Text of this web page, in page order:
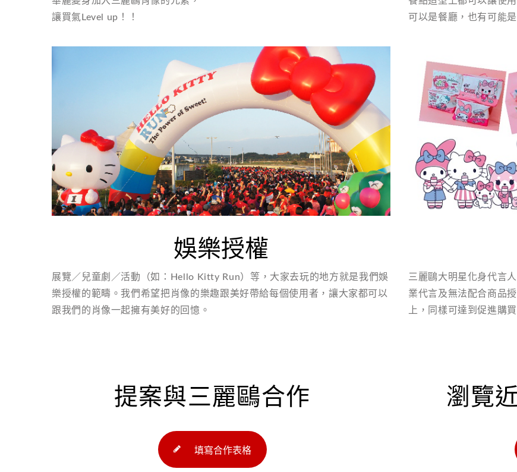
讓買氣Level up！！
娛樂授權
展覽／兒童劇／活動（如：Hello Kitty Run）等，大家去玩的地方就是我們娛
樂授權的範疇。我們希望把肖像的樂趣跟美好帶給每個使用者，讓大家都可以
跟我們的肖像一起擁有美好的回憶。
可以是餐廳，也有可能
三麗鷗大明星化身代言
業代言及無法配合商品
上，同樣可達到促進購
提案與三麗鷗合作
填寫合作表格
瀏覽